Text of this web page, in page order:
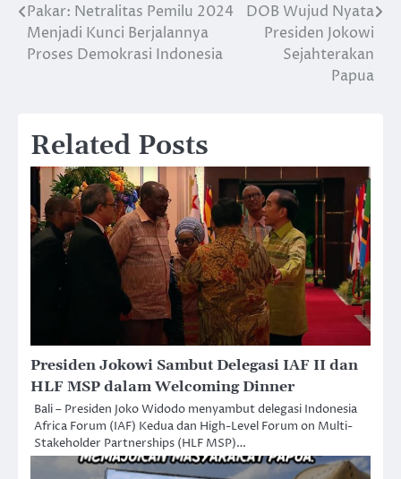
Post
navigation
Pakar: Netralitas Pemilu 2024
Menjadi Kunci Berjalannya
Proses Demokrasi Indonesia
DOB Wujud Nyata
Presiden Jokowi
Sejahterakan
Papua
Related Posts
Presiden Jokowi Sambut Delegasi IAF II dan
HLF MSP dalam Welcoming Dinner
Bali – Presiden Joko Widodo menyambut delegasi Indonesia
Africa Forum (IAF) Kedua dan High-Level Forum on Multi-
Stakeholder Partnerships (HLF MSP)…